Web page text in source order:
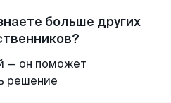
больше других
— он поможет
решение